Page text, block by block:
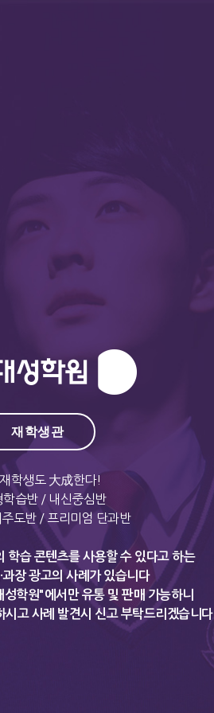
재학생관
학생도 大成한다!
학습반 / 내신중심반
도반 / 프리미엄 단과반
학습 콘텐츠를 사용할 수 있다고 하는
과장 광고의 사례가 있습니다
학원"에서만 유통 및 판매 가능하니
고 사례 발견시 신고 부탁드리겠습니다.